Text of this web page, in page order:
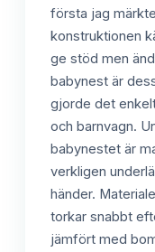
första jag
konstruktionen
ge stöd men
babynest är
gjorde det
och barnvagn.
babynestet är
verkligen
händer.
torkar snabbt
jämfört med